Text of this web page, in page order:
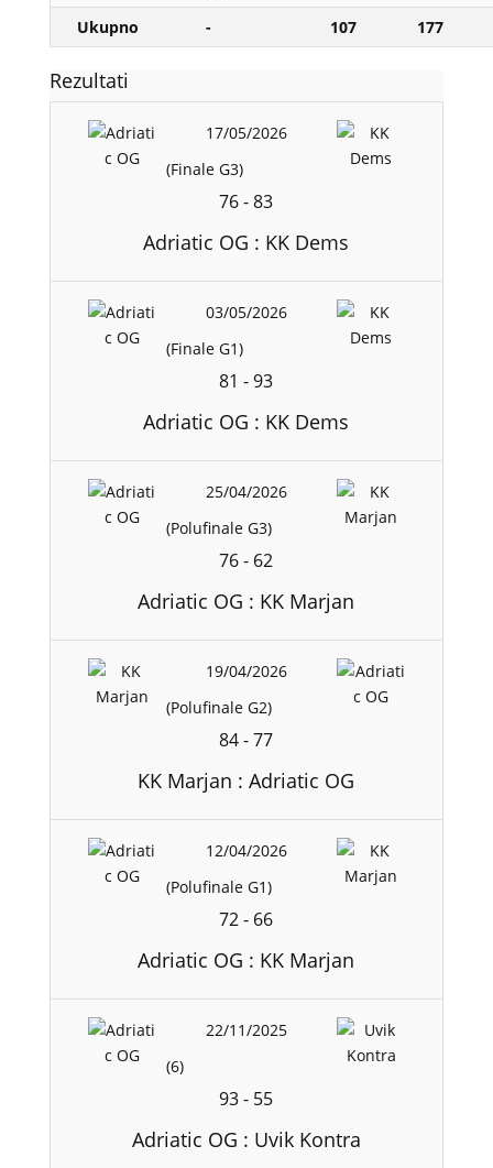
Ukupno - 107 177
Rezultati
17/05/2026
(Finale G3)
76-83
Adriatic OG : KK Dems
03/05/2026
(Finale G1)
81 -93
Adriatic OG : KK Dems
25/04/2026
(Polufinale G3)
76- 62
Adriatic OG : KK Marjan
19/04/2026
(Polufinale G2)
84-77
KK Marjan : Adriatic OG
12/04/2026
(Polufinale G1)
72- 66
Adriatic OG : KK Marjan
22/11/2025
(6)
93- 55
Adriatic OG : Uvik Kontra